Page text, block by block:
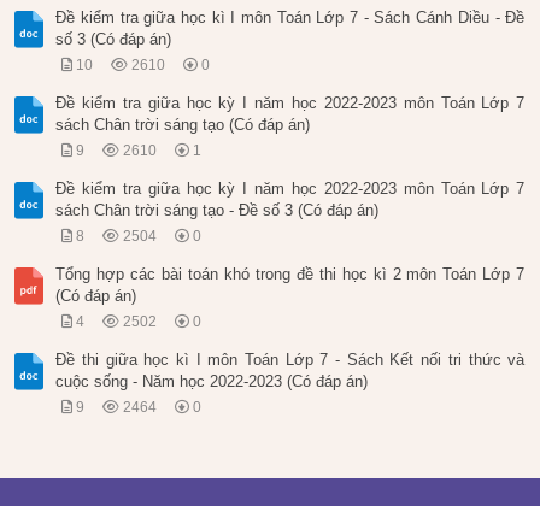
Đề kiểm tra giữa học kì I môn Toán Lớp 7 - Sách Cánh Diều - Đề
số 3 (Có đáp án)
10 2610 0
Đề kiểm tra giữa học kỳ I năm học 2022-2023 môn Toán Lớp 7
sách Chân trời sáng tạo (Có đáp án)
9 2610 1
Đề kiểm tra giữa học kỳ I năm học 2022-2023 môn Toán Lớp 7
sách Chân trời sáng tạo - Đề số 3 (Có đáp án)
8 2504 0
Tổng hợp các bài toán khó trong đề thi học kì 2 môn Toán Lớp 7
(Có đáp án)
4 2502 0
Đề thi giữa học kì I môn Toán Lớp 7 - Sách Kết nối tri thức và
cuộc sống - Năm học 2022-2023 (Có đáp án)
9 2464 0